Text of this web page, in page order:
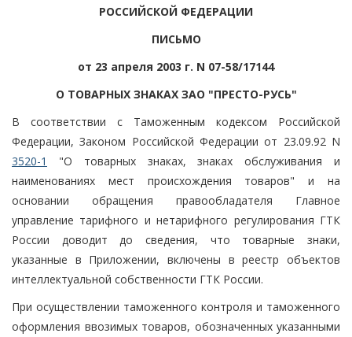
РОССИЙСКОЙ ФЕДЕРАЦИИ
ПИСЬМО
от 23 апреля 2003 г. N 07-58/17144
О ТОВАРНЫХ ЗНАКАХ ЗАО "ПРЕСТО-РУСЬ"
В соответствии с Таможенным кодексом Российской
Федерации, Законом Российской Федерации от 23.09.92 N
3520-1
"О товарных знаках, знаках обслуживания и
наименованиях мест происхождения товаров" и на
основании обращения правообладателя Главное
управление тарифного и нетарифного регулирования ГТК
России доводит до сведения, что товарные знаки,
указанные в Приложении, включены в реестр объектов
интеллектуальной собственности ГТК России.
При осуществлении таможенного контроля и таможенного
оформления ввозимых товаров, обозначенных указанными